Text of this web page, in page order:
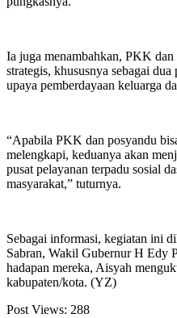
Ia juga menambahkan, PKK
strategis, khususnya sebagai
upaya pemberdayaan keluarga
“Apabila PKK dan posyandu
melengkapi, keduanya akan
pusat pelayanan terpadu sosial
masyarakat,” tuturnya.
Sebagai informasi, kegiatan ini
Sabran, Wakil Gubernur H Edy
hadapan mereka, Aisyah
kabupaten/kota. (YZ)
Post Views: 288